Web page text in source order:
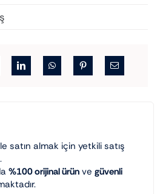
satın almak için yetkili satış
%100 orijinal ürün ve güvenli